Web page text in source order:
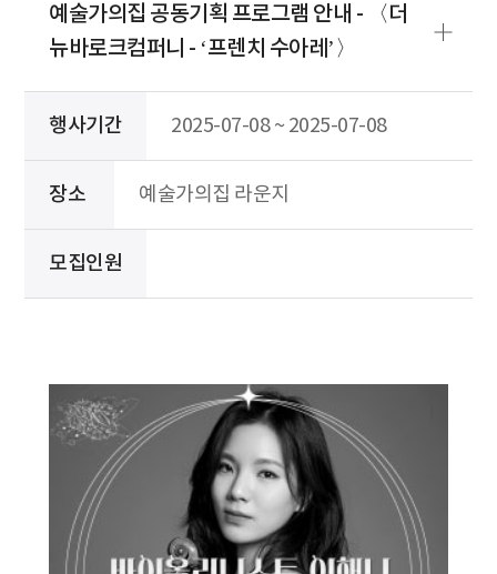
예술가의집 공동기획 프로그램 안내 - 〈더
뉴바로크컴퍼니 - ‘프렌치 수아레’〉
행사기간 2025-07-08 ~ 2025-07-08
장소 예술가의집 라운지
모집인원